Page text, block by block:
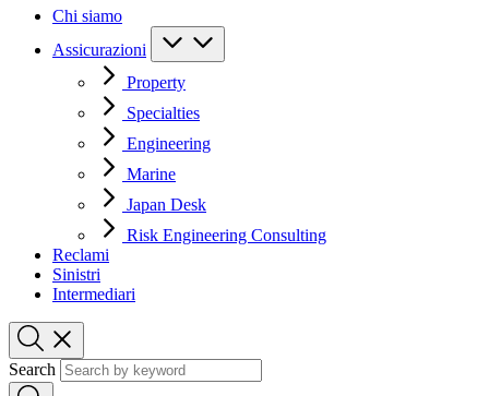
Chi siamo
Assicurazioni
Property
Specialties
Engineering
Marine
Japan Desk
Risk Engineering Consulting
Reclami
Sinistri
Intermediari
Search